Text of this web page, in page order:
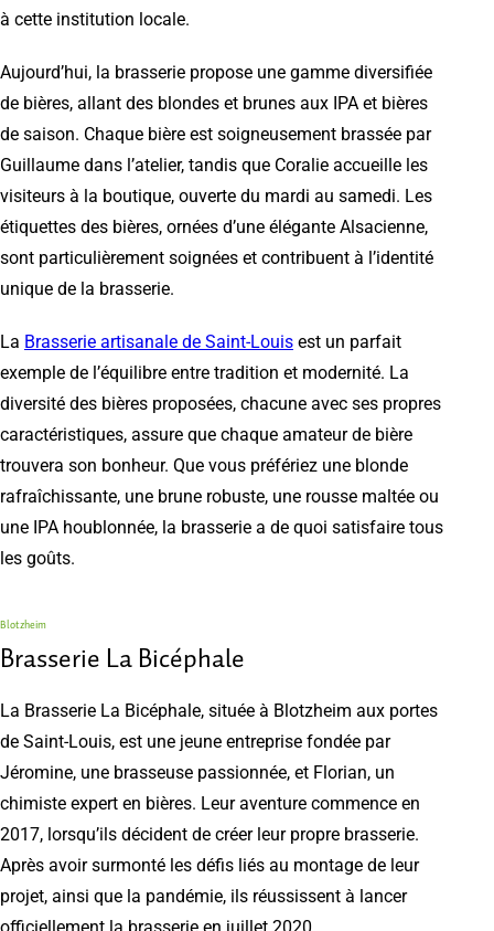
à cette institution locale.
Aujourd’hui, la brasserie propose une gamme diversifiée
de bières, allant des blondes et brunes aux IPA et bières
de saison. Chaque bière est soigneusement brassée par
Guillaume dans l’atelier, tandis que Coralie accueille les
visiteurs à la boutique, ouverte du mardi au samedi. Les
étiquettes des bières, ornées d’une élégante Alsacienne,
sont particulièrement soignées et contribuent à l’identité
unique de la brasserie.
La Brasserie artisanale de Saint-Louis est un parfait
exemple de l’équilibre entre tradition et modernité. La
diversité des bières proposées, chacune avec ses propres
caractéristiques, assure que chaque amateur de bière
trouvera son bonheur. Que vous préfériez une blonde
rafraîchissante, une brune robuste, une rousse maltée ou
une IPA houblonnée, la brasserie a de quoi satisfaire tous
les goûts.
Blotzheim
Brasserie La Bicéphale
La Brasserie La Bicéphale, située à Blotzheim aux portes
de Saint-Louis, est une jeune entreprise fondée par
Jéromine, une brasseuse passionnée, et Florian, un
chimiste expert en bières. Leur aventure commence en
2017, lorsqu’ils décident de créer leur propre brasserie.
Après avoir surmonté les défis liés au montage de leur
projet, ainsi que la pandémie, ils réussissent à lancer
officiellement la brasserie en juillet 2020.